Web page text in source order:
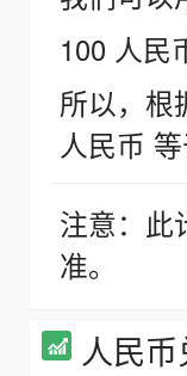
100 人民
所以，根
人民币
注意：此
准。
人民